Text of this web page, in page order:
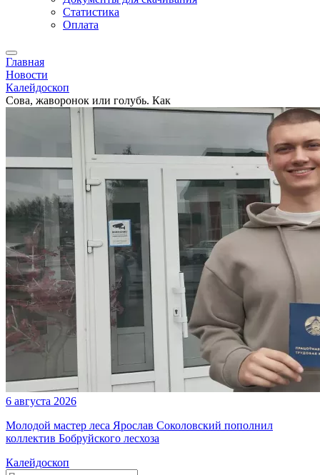
Статистика
Оплата
Главная
Новости
Калейдоскоп
Сова, жаворонок или голубь. Как
6 августа 2026
Молодой мастер леса Ярослав Соколовский пополнил
коллектив Бобруйского лесхоза
Калейдоскоп